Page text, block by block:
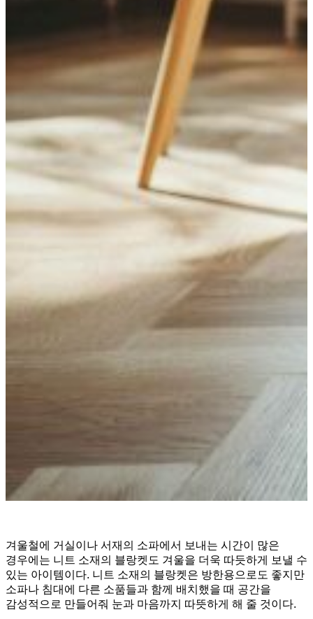
겨울철에 거실이나 서재의 소파에서 보내는 시간이 많은
경우에는 니트 소재의 블랑켓도 겨울을 더욱 따듯하게 보낼 수
있는 아이템이다. 니트 소재의 블랑켓은 방한용으로도 좋지만
소파나 침대에 다른 소품들과 함께 배치했을 때 공간을
감성적으로 만들어줘 눈과 마음까지 따뜻하게 해 줄 것이다.